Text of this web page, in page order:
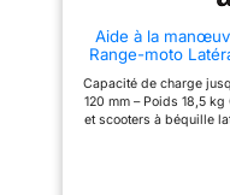
Aide à la
Range-moto
Capacité de charge
120 mm – Poids 18,5
et scooters à béquille